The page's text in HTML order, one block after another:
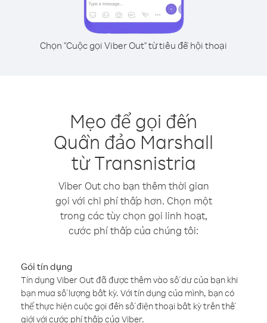
Chọn "Cuộc gọi Viber Out" từ tiêu đề hội thoại
Mẹo để gọi đến
Quần đảo Marshall
từ Transnistria
Viber Out cho bạn thêm thời gian
gọi với chi phí thấp hơn. Chọn một
trong các tùy chọn gọi linh hoạt,
cước phí thấp của chúng tôi:
Gói tín dụng
Tín dụng Viber Out đã được thêm vào số dư của bạn khi
bạn mua số lượng bất kỳ. Với tín dụng của mình, bạn có
thể thực hiện cuộc gọi đến số điện thoại bất kỳ trên thế
giới với cước phí thấp của Viber.